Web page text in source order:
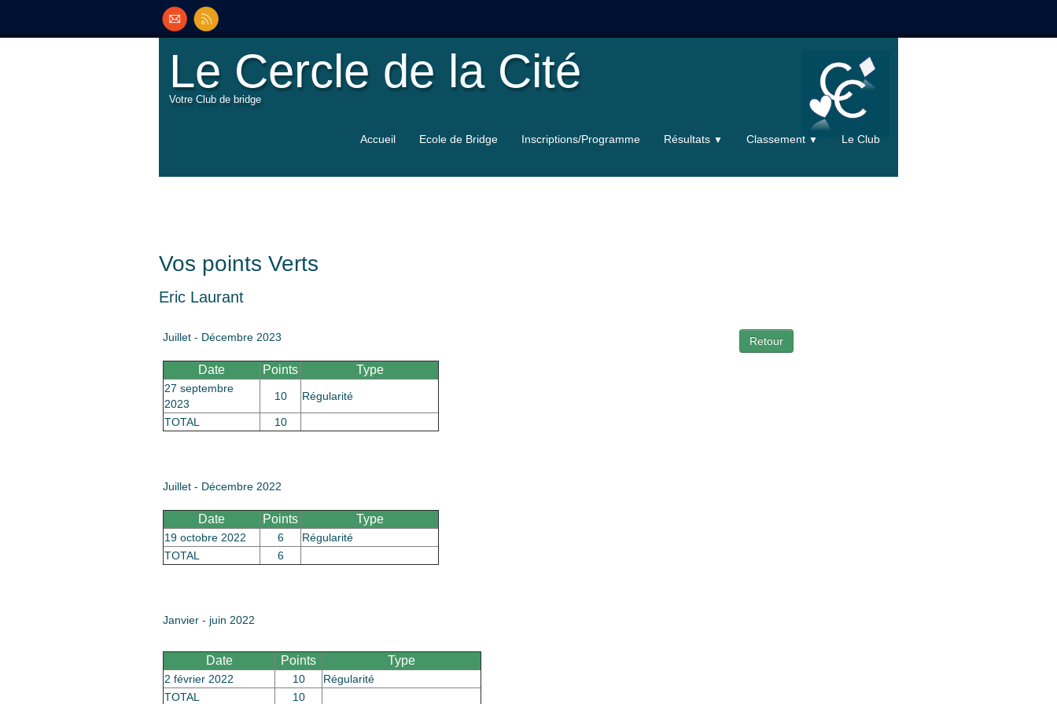
Le Cercle de la Cité
Votre Club de bridge
Accueil Ecole de Bridge Inscriptions/Programme Résultats ▼ Classement ▼ Le Club
Vos points Verts
Eric Laurant
Juillet - Décembre 2023
Date Points Type
27 septembre
2023
10 Régularité
TOTAL 10
Juillet - Décembre 2022
Date Points Type
19 octobre 2022 6
Régularité
TOTAL
6
Janvier - juin 2022
Date Points Type
2 février 2022 10
Régularité
TOTAL
10
Retour